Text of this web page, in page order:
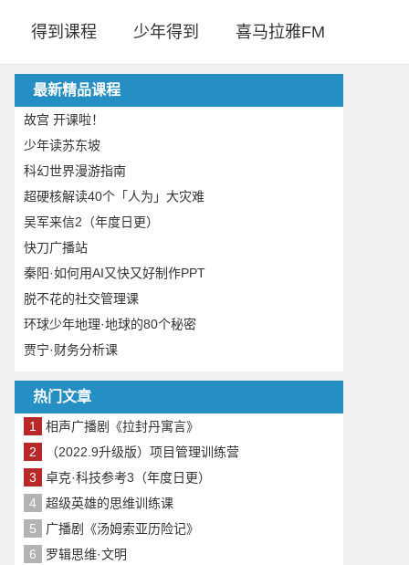
得到课程 少年得到 喜马拉雅FM
最新精品课程
故宫 开课啦！
少年读苏东坡
科幻世界漫游指南
超硬核解读40个「人为」大灾难
吴军来信2（年度日更）
快刀广播站
秦阳·如何用AI又快又好制作PPT
脱不花的社交管理课
环球少年地理·地球的80个秘密
贾宁·财务分析课
热门文章
1
相声广播剧《拉封丹寓言》
2
（2022.9升级版）项目管理训练营
3
卓克·科技参考3（年度日更）
4
超级英雄的思维训练课
5
广播剧《汤姆索亚历险记》
6
罗辑思维·文明